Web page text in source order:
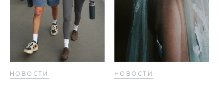
НОВОСТИ НОВОСТИ